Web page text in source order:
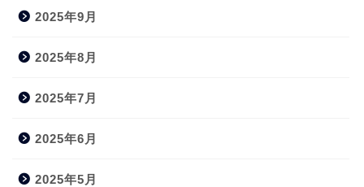
2025年9月
2025年8月
2025年7月
2025年6月
2025年5月